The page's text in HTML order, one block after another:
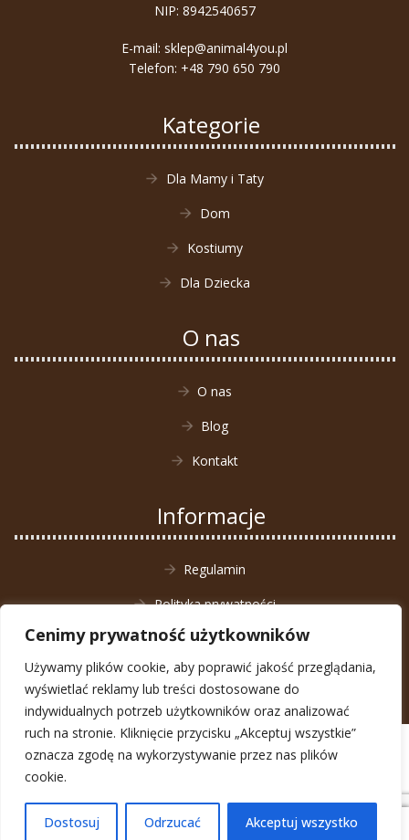
Cenimy prywatność użytkowników
Używamy plików cookie, aby poprawić jakość przeglądania,
wyświetlać reklamy lub treści dostosowane do
indywidualnych potrzeb użytkowników oraz analizować
ruch na stronie. Kliknięcie przycisku „Akceptuj wszystkie”
oznacza zgodę na wykorzystywanie przez nas plików
cookie.
Dostosuj Odrzucać Akceptuj wszystko
NIP: 8942540657
E-mail: sklep@animal4you.pl
Telefon: +48 790 650 790
Kategorie
Dla Mamy i Taty
Dom
Kostiumy
Dla Dziecka
O nas
O nas
Blog
Kontakt
Informacje
Regulamin
Polityka prywatności
Zwrot towaru
0
© Animal4You 2026